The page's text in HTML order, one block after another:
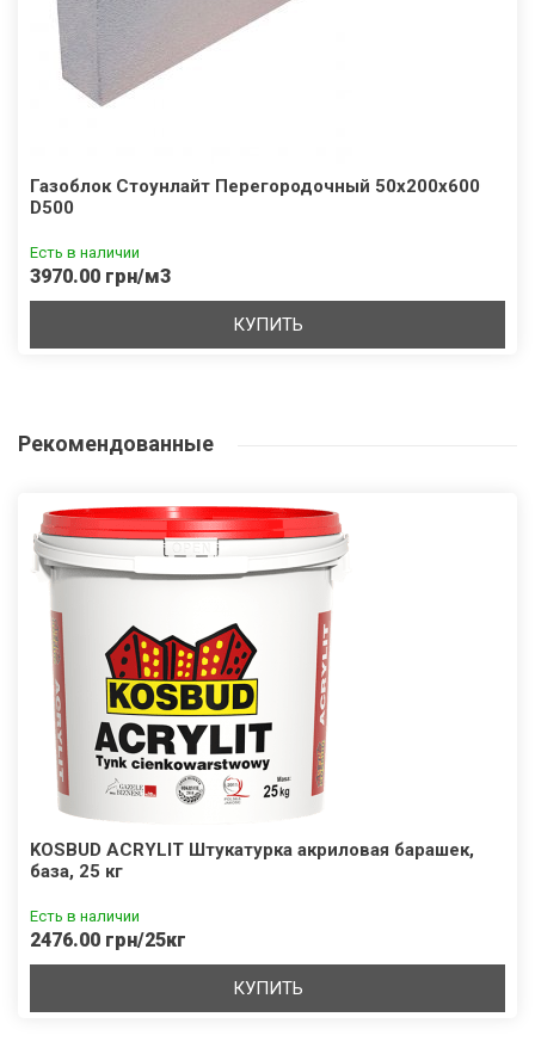
Газоблок Стоунлайт Перегородочный 50х200х600
D500
Есть в наличии
3970.00 грн/м3
КУПИТЬ
Рекомендованные
KOSBUD ACRYLIT Штукатурка акриловая барашек,
база, 25 кг
Есть в наличии
2476.00 грн/25кг
КУПИТЬ